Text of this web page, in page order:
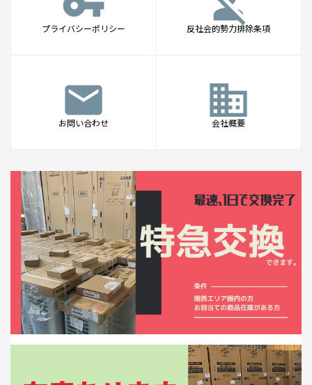
プライバシーポリシー 反社会的勢力排除条項
mail
お問い合わせ
business
会社概要